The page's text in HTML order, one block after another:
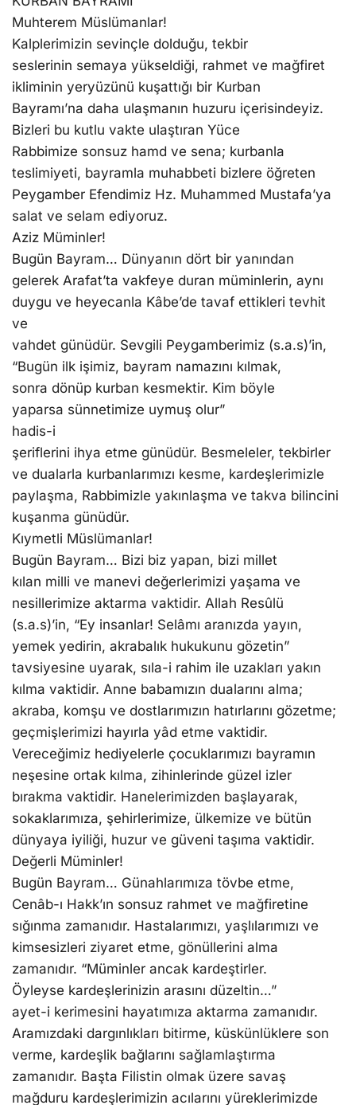
Muhterem Müslümanlar!
Kalplerimizin sevinçle dolduğu, tekbir
seslerinin semaya yükseldiği, rahmet ve mağfiret
ikliminin yeryüzünü kuşattığı bir Kurban
Bayramı’na daha ulaşmanın huzuru içerisindeyiz.
Bizleri bu kutlu vakte ulaştıran Yüce
Rabbimize sonsuz hamd ve sena; kurbanla
teslimiyeti, bayramla muhabbeti bizlere öğreten
Peygamber Efendimiz Hz. Muhammed Mustafa’ya
salat ve selam ediyoruz.
Aziz Müminler!
Bugün Bayram… Dünyanın dört bir yanından
gelerek Arafat’ta vakfeye duran müminlerin, aynı
duygu ve heyecanla Kâbe’de tavaf ettikleri tevhit
ve
vahdet günüdür. Sevgili Peygamberimiz (s.a.s)’in,
“Bugün ilk işimiz, bayram namazını kılmak,
sonra dönüp kurban kesmektir. Kim böyle
yaparsa sünnetimize uymuş olur”
hadis-i
şeriflerini ihya etme günüdür. Besmeleler, tekbirler
ve dualarla kurbanlarımızı kesme, kardeşlerimizle
paylaşma, Rabbimizle yakınlaşma ve takva bilincini
kuşanma günüdür.
Kıymetli Müslümanlar!
Bugün Bayram… Bizi biz yapan, bizi millet
kılan milli ve manevi değerlerimizi yaşama ve
nesillerimize aktarma vaktidir. Allah Resûlü
(s.a.s)’in, “Ey insanlar! Selâmı aranızda yayın,
yemek yedirin, akrabalık hukukunu gözetin”
tavsiyesine uyarak, sıla-i rahim ile uzakları yakın
kılma vaktidir. Anne babamızın dualarını alma;
akraba, komşu ve dostlarımızın hatırlarını gözetme;
geçmişlerimizi hayırla yâd etme vaktidir.
Vereceğimiz hediyelerle çocuklarımızı bayramın
neşesine ortak kılma, zihinlerinde güzel izler
bırakma vaktidir. Hanelerimizden başlayarak,
sokaklarımıza, şehirlerimize, ülkemize ve bütün
dünyaya iyiliği, huzur ve güveni taşıma vaktidir.
Değerli Müminler!
Bugün Bayram… Günahlarımıza tövbe etme,
Cenâb-ı Hakk’ın sonsuz rahmet ve mağfiretine
sığınma zamanıdır. Hastalarımızı, yaşlılarımızı ve
kimsesizleri ziyaret etme, gönüllerini alma
zamanıdır. “Müminler ancak kardeştirler.
Öyleyse kardeşlerinizin arasını düzeltin…”
ayet-i kerimesini hayatımıza aktarma zamanıdır.
Aramızdaki dargınlıkları bitirme, küskünlüklere son
verme, kardeşlik bağlarını sağlamlaştırma
zamanıdır. Başta Filistin olmak üzere savaş
mağduru kardeşlerimizin acılarını yüreklerimizde